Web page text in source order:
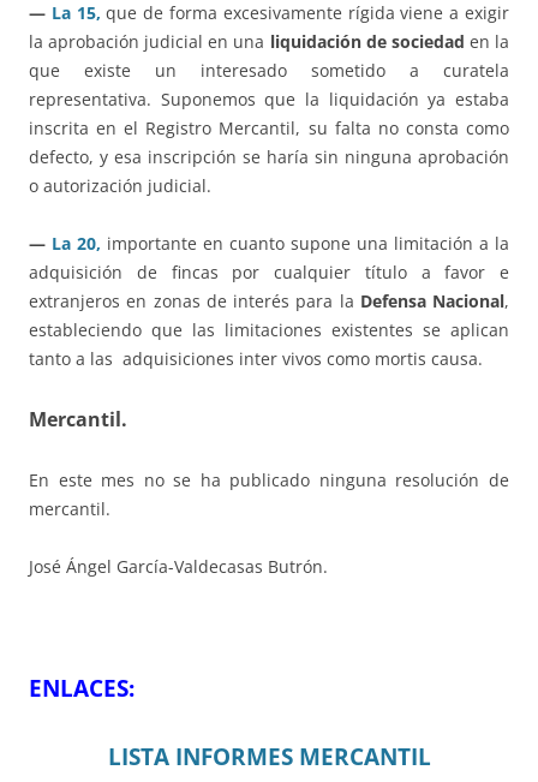
— La 15, que de forma excesivamente rígida viene a exigir
la aprobación judicial en una liquidación de sociedad en la
que existe un interesado sometido a curatela
representativa. Suponemos que la liquidación ya estaba
inscrita en el Registro Mercantil, su falta no consta como
defecto, y esa inscripción se haría sin ninguna aprobación
o autorización judicial.
— La 20, importante en cuanto supone una limitación a la
adquisición de fincas por cualquier título a favor e
extranjeros en zonas de interés para la Defensa Nacional,
estableciendo que las limitaciones existentes se aplican
tanto a las adquisiciones inter vivos como mortis causa.
Mercantil.
En este mes no se ha publicado ninguna resolución de
mercantil.
José Ángel García-Valdecasas Butrón.
ENLACES:
LISTA INFORMES MERCANTIL